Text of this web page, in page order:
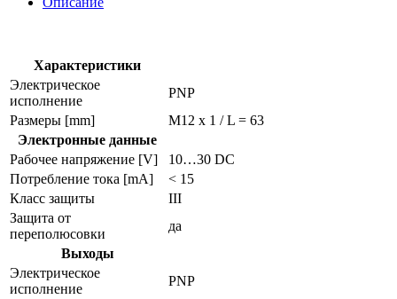
Характеристики
Электрическое
исполнение
PNP
Размеры [mm]
M12 x 1 / L = 63
Электронные данные
Рабочее напряжение [V]
10…30 DC
Потребление тока [mA]
< 15
Класс защиты
III
Защита от
переполюсовки
да
Выходы
Электрическое
исполнение
PNP